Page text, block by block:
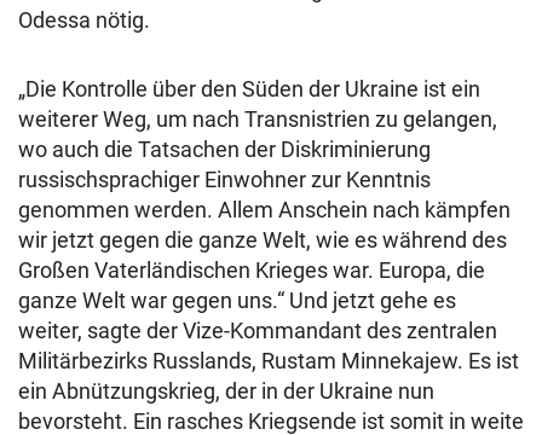
Odessa nötig.
„Die Kontrolle über den Süden der Ukraine ist ein
weiterer Weg, um nach Transnistrien zu gelangen,
wo auch die Tatsachen der Diskriminierung
russischsprachiger Einwohner zur Kenntnis
genommen werden. Allem Anschein nach kämpfen
wir jetzt gegen die ganze Welt, wie es während des
Großen Vaterländischen Krieges war. Europa, die
ganze Welt war gegen uns.“ Und jetzt gehe es
weiter, sagte der Vize-Kommandant des zentralen
Militärbezirks Russlands, Rustam Minnekajew. Es ist
ein Abnützungskrieg, der in der Ukraine nun
bevorsteht. Ein rasches Kriegsende ist somit in weite